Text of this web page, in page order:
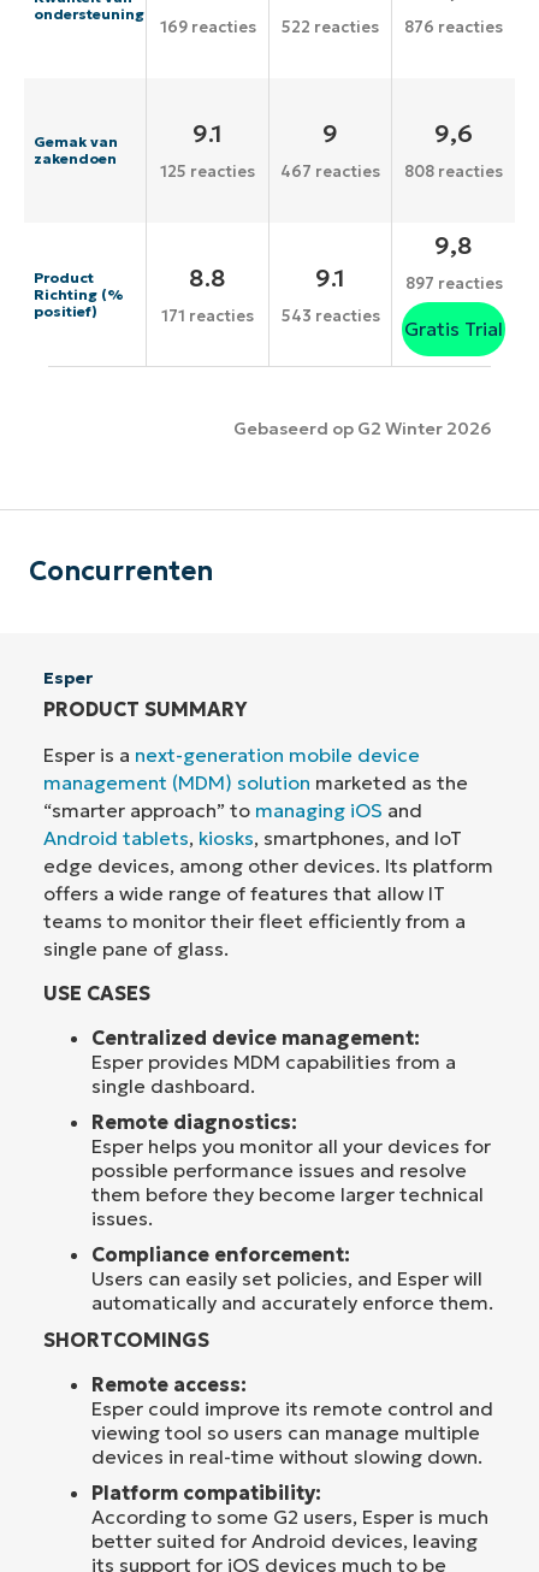
ondersteuning
169 reacties 522 reacties 876 reacties
Gemak van
zakendoen
9.1
125 reacties
9
467 reacties
9,6
808 reacties
Product
Richting (%
positief)
8.8
171 reacties
9.1
543 reacties
9,8
897 reacties
Gratis Trial
Gebaseerd op G2 Winter 2026
Concurrenten
Esper
PRODUCT SUMMARY
Esper is a next-generation mobile device
management (MDM) solution marketed as the
“smarter approach” to managing iOS and
Android tablets, kiosks, smartphones, and IoT
edge devices, among other devices. Its platform
offers a wide range of features that allow IT
teams to monitor their fleet efficiently from a
single pane of glass.
USE CASES
Centralized device management:
Esper provides MDM capabilities from a
single dashboard.
Remote diagnostics:
Esper helps you monitor all your devices for
possible performance issues and resolve
them before they become larger technical
issues.
Compliance enforcement:
Users can easily set policies, and Esper will
automatically and accurately enforce them.
SHORTCOMINGS
Remote access:
Esper could improve its remote control and
viewing tool so users can manage multiple
devices in real-time without slowing down.
Platform compatibility:
According to some G2 users, Esper is much
better suited for Android devices, leaving
its support for iOS devices much to be